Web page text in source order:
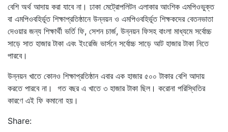
বেশি অর্থ আদায় করা যাবে না। ঢাকা মেট্রোপলিটন এলাকার আংশিক এমপিওভুক্ত
বা এমপিওবহির্ভূত শিক্ষাপ্রতিষ্ঠানে উন্নয়ন ও এমপিওবহির্ভূত শিক্ষকদের বেতনভাতা
দেওয়ার জন্য শিক্ষার্থী ভর্তি ফি, সেশন চার্জ, উন্নয়ন ফিসহ বাংলা মাধ্যমে সর্বোচ্চ
সাড়ে সাত হাজার টাকা এবং ইংরেজি ভার্সনে সর্বোচ্চ সাড়ে আট হাজার টাকা নিতে
পারবে।
উন্নয়ন খাতে কোনও শিক্ষাপ্রতিষ্ঠান এবার এক হাজার ৫০০ টাকার বেশি আদায়
করতে পারবে না। গত বছর এ খাতে ৩ হাজার টাকা ছিল। করোনা পরিস্থিতির
কারণে এই ফি কমানো হয়।
Share: